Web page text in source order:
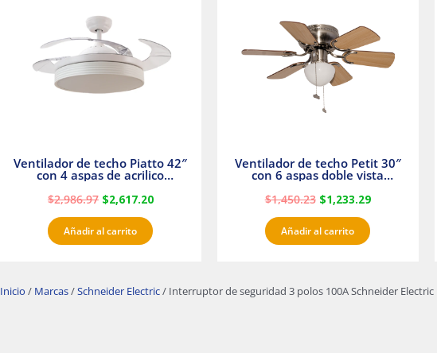
Ventilador de techo Piatto 42″
con 4 aspas de acrilico
$2,986.97
$2,986.97.
$2,617.20
Añadir al carrito
Ventilador de techo Petit 30″
con 6 aspas doble vista
$1,450.23 $1,233.29
Añadir al carrito
Inicio / Marcas/Schneider Electric/ Interruptor de seguridad 3 polos 100A Schneider Electric